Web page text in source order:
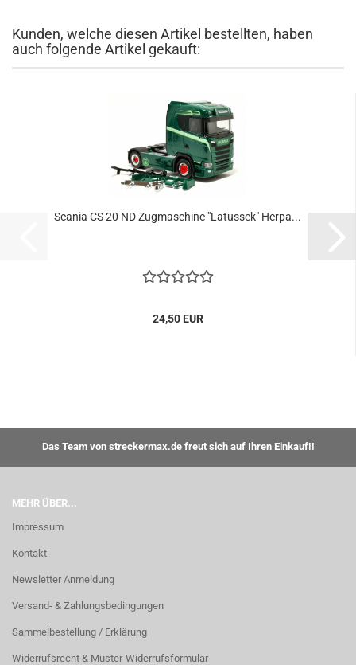
Kunden, welche diesen Artikel bestellten, haben
auch folgende Artikel gekauft:
Scania CS 20 ND Zugmaschine "Latussek" Herpa...
24,50 EUR
Das Team von streckermax.de freut sich auf Ihren Einkauf!!
MEHR ÜBER...
Impressum
Kontakt
Newsletter Anmeldung
Versand- & Zahlungsbedingungen
Sammelbestellung / Erklärung
Widerrufsrecht & Muster-Widerrufsformular